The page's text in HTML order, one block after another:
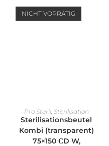
NICHT VORRÄTIG
WEITERLESEN
Pro Steril, Sterilisation
Sterilisationsbeutel
Kombi (transparent)
75×150 СD W,